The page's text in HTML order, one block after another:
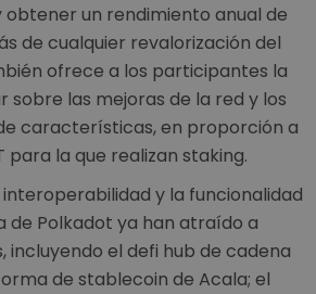
un rendimiento anual de
de cualquier revalorización del
ofrece a los participantes la
sobre las mejoras de la red y los
características, en proporción a
para la que realizan staking.
interoperabilidad y la funcionalidad
de Polkadot ya han atraído a
incluyendo el defi hub de cadena
de stablecoin de Acala; el